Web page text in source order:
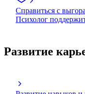
Справиться с
Психолог
Развитие